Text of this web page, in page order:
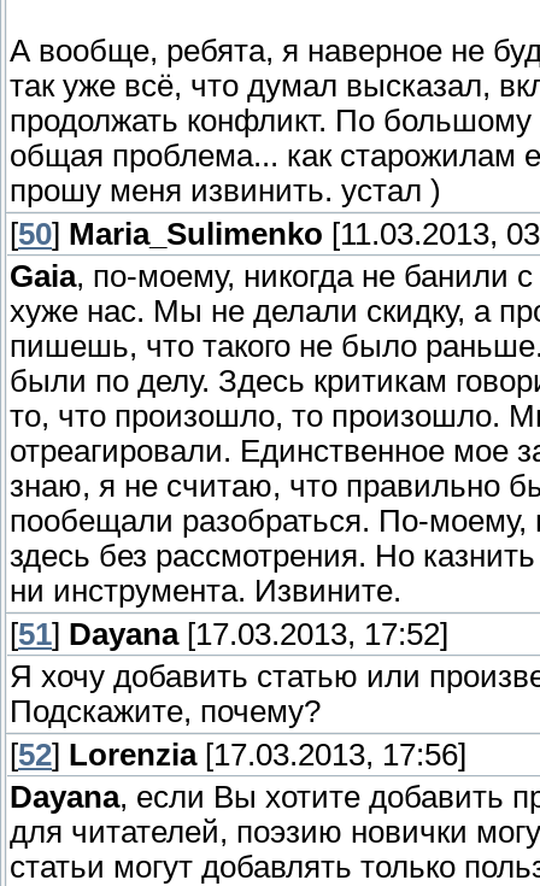
А вообще, ребята, я наверное не
так уже всё, что думал высказал,
продолжать конфликт. По
общая проблема... как старожилам
прошу меня извинить. устал )
[50] Maria_Sulimenko [11.03.2013,
Gaia, по-моему, никогда не банили
хуже нас. Мы не делали скидку, а
пишешь, что такого не было
были по делу. Здесь критикам
то, что произошло, то произошло.
отреагировали. Единственное мое
знаю, я не считаю, что правильно
пообещали разобраться. По-моему,
здесь без рассмотрения. Но
ни инструмента. Извините.
[51] Dayana[17.03.2013, 17:52]
Я хочу добавить статью или
Подскажите, почему?
[52] Lorenzia[17.03.2013, 17:56]
Dayana, если Вы хотите добавить
для читателей, поэзию новички
статьи могут добавлять только